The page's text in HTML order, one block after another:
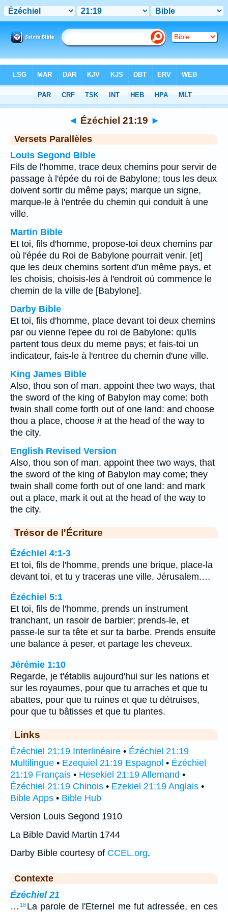
Chapitre 21> Verset 19
◄ Ézéchiel 21:19 ►
Versets Parallèles
Louis Segond Bible
Fils de l'homme, trace deux chemins pour servir de
passage à l'épée du roi de Babylone; tous les deux
doivent sortir du même pays; marque un signe,
marque-le à l'entrée du chemin qui conduit à une
ville.
Martin Bible
Et toi, fils d'homme, propose-toi deux chemins par
où l'épée du Roi de Babylone pourrait venir, [et]
que les deux chemins sortent d'un même pays, et
les choisis, choisis-les à l'endroit où commence le
chemin de la ville de [Babylone].
Darby Bible
Et toi, fils d'homme, place devant toi deux chemins
par ou vienne l'epee du roi de Babylone: qu'ils
partent tous deux du meme pays; et fais-toi un
indicateur, fais-le à l'entree du chemin d'une ville.
King James Bible
Also, thou son of man, appoint thee two ways, that
the sword of the king of Babylon may come: both
twain shall come forth out of one land: and choose
thou a place, choose itat the head of the way to
the city.
English Revised Version
Also, thou son of man, appoint thee two ways, that
the sword of the king of Babylon may come; they
twain shall come forth out of one land: and mark
out a place, mark it out at the head of the way to
the city.
Trésor de l'Écriture
Ézéchiel 4:1-3
Et toi, fils de l'homme, prends une brique, place-la
devant toi, et tu y traceras une ville, Jérusalem.…
Ézéchiel 5:1
Et toi, fils de l'homme, prends un instrument
tranchant, un rasoir de barbier; prends-le, et
passe-le sur ta tête et sur ta barbe. Prends ensuite
une balance à peser, et partage les cheveux.
Jérémie 1:10
Regarde, je t'établis aujourd'hui sur les nations et
sur les royaumes, pour que tu arraches et que tu
abattes, pour que tu ruines et que tu détruises,
pour que tu bâtisses et que tu plantes.
Links
Ézéchiel 21:19 Interlinéaire • Ézéchiel 21:19
Multilingue • Ezequiel 21:19 Espagnol • Ézéchiel
21:19 Français • Hesekiel 21:19 Allemand •
Ézéchiel 21:19 Chinois • Ezekiel 21:19 Anglais •
Bible Apps • Bible Hub
Version Louis Segond 1910
La Bible David Martin 1744
Darby Bible courtesy of CCEL.org.
Contexte
Ézéchiel 21
… 18 La parole de l'Eternel me fut adressée, en ces